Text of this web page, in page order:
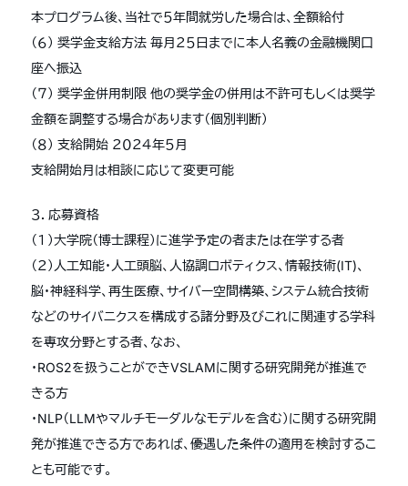
本プログラム後、当社で５年間就労した場合は、全額給付
（６） 奨学金支給方法 毎月２５日までに本人名義の金融機関口
座へ振込
（７） 奨学金併用制限 他の奨学金の併用は不許可もしくは奨学
金額を調整する場合があります（個別判断）
（８） 支給開始 ２０２４年５月
支給開始月は相談に応じて変更可能
３．応募資格
（１）大学院（博士課程）に進学予定の者または在学する者
（２）人工知能・人工頭脳、人協調ロボティクス、情報技術(IT)、
脳・神経科学、再生医療、サイバー空間構築、システム統合技術
などのサイバニクスを構成する諸分野及びこれに関連する学科
を専攻分野とする者、なお、
・ROS2を扱うことができVSLAMに関する研究開発が推進で
きる方
・NLP（LLMやマルチモーダルなモデルを含む）に関する研究開
発が推進できる方であれば、優遇した条件の適用を検討するこ
とも可能です。